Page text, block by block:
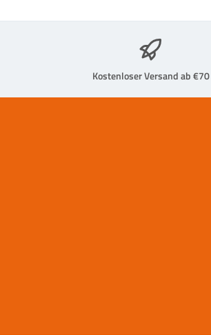
Kostenloser Versand ab €70